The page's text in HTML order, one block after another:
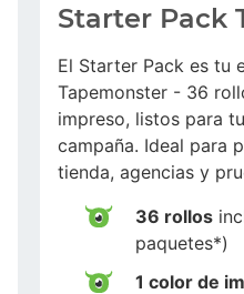
Starter Pack
El Starter Pack es tu
Tapemonster - 36
impreso, listos para
campaña. Ideal para
tienda, agencias y
36 rollos
paquetes*)
1 color de